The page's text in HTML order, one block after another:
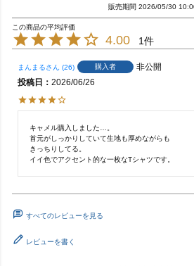
販売期間 2026/05/30
4.00 1
まんまる 26 購入者
非公開
投稿日
2026/06/26
キャメル購入しました…。
首元がしっかりしていて生地も厚めながらも
きっちりしてる。
イイ色でアクセント的な一枚なTシャツです。
すべてのレビューを見る
レビューを書く